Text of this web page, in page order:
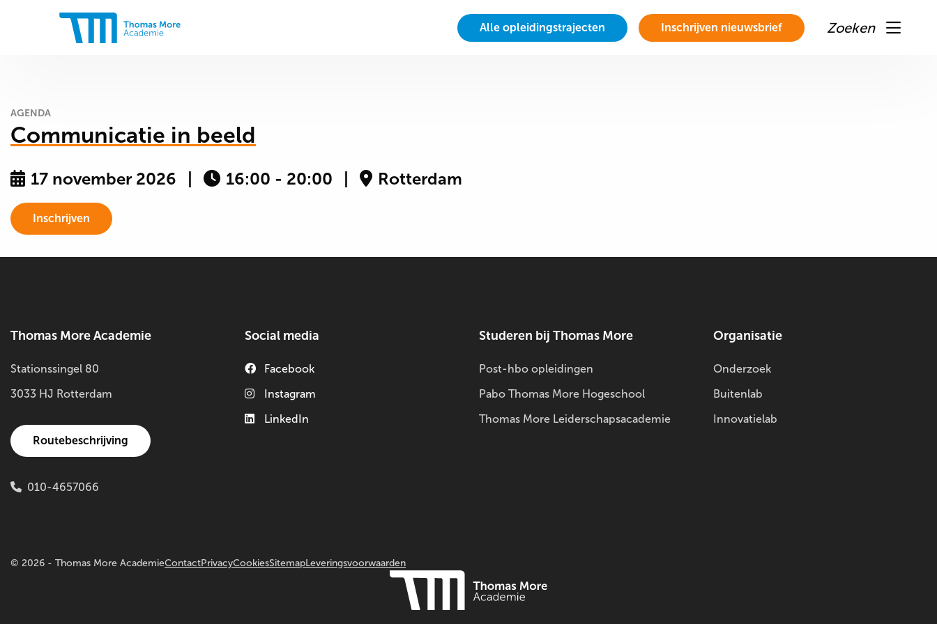
Thomas
Alle opleidingstrajecten Inschrijven nieuwsbrief Zoeken
AGENDA
Communicatie in beeld
17 november 2026 16:00 - 20:00 Rotterdam
Inschrijven
Thomas More Academie
Stationssingel 80
3033 HJ Rotterdam
Routebeschrijving
010-4657066
Social media
Facebook
Instagram
LinkedIn
Studeren bij Thomas More
Post-hbo opleidingen
Pabo Thomas More Hogeschool
Thomas More Leiderschapsacademie
Organisatie
Onderzoek
Buitenlab
Innovatielab
© 2026 - Thomas More AcademieContactPrivacyCookiesSitemapLeveringsvoorwaarden